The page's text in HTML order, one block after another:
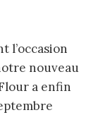
l’occasion
nouveau
a enfin